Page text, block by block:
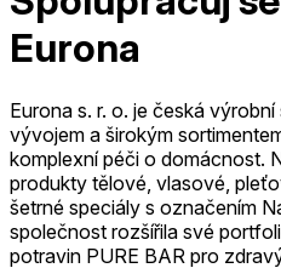
Eurona
Eurona s. r. o. je česká
vývojem a širokým
komplexní péči o domácnost.
produkty tělové, vlasové,
šetrné speciály s označením
společnost rozšířila své
potravin PURE BAR pro